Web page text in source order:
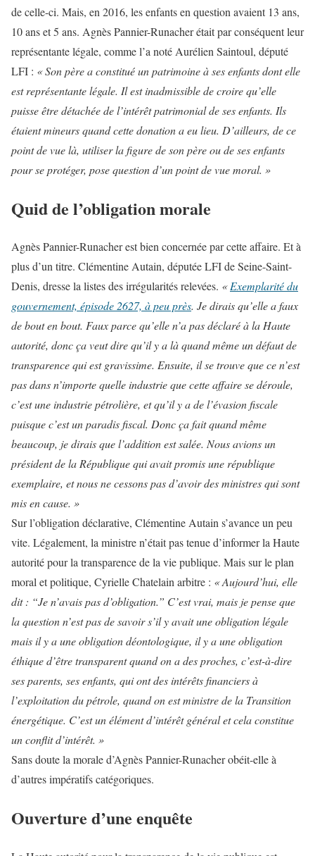
de celle-ci. Mais, en 2016, les enfants en question avaient 13 ans,
10 ans et 5 ans. Agnès Pannier-Runacher était par conséquent leur
représentante légale, comme l’a noté Aurélien Saintoul, député
LFI : « Son père a constitué un patrimoine à ses enfants dont elle
est représentante légale. Il est inadmissible de croire qu’elle
puisse être détachée de l’intérêt patrimonial de ses enfants. Ils
étaient mineurs quand cette donation a eu lieu. D’ailleurs, de ce
point de vue là, utiliser la figure de son père ou de ses enfants
pour se protéger, pose question d’un point de vue moral. »
Quid de l’obligation morale
Agnès Pannier-Runacher est bien concernée par cette affaire. Et à
plus d’un titre. Clémentine Autain, députée LFI de Seine-Saint-
Denis, dresse la listes des irrégularités relevées. «Exemplarité du
gouvernement, épisode 2627, à peu près. Je dirais qu’elle a faux
de bout en bout. Faux parce qu’elle n’a pas déclaré à la Haute
autorité, donc ça veut dire qu’il y a là quand même un défaut de
transparence qui est gravissime. Ensuite, il se trouve que ce n’est
pas dans n’importe quelle industrie que cette affaire se déroule,
c’est une industrie pétrolière, et qu’il y a de l’évasion fiscale
puisque c’est un paradis fiscal. Donc ça fait quand même
beaucoup, je dirais que l’addition est salée. Nous avions un
président de la République qui avait promis une république
exemplaire, et nous ne cessons pas d’avoir des ministres qui sont
mis en cause. »
Sur l’obligation déclarative, Clémentine Autain s’avance un peu
vite. Légalement, la ministre n’était pas tenue d’informer la Haute
autorité pour la transparence de la vie publique. Mais sur le plan
moral et politique, Cyrielle Chatelain arbitre : « Aujourd’hui, elle
dit : “Je n’avais pas d’obligation.” C’est vrai, mais je pense que
la question n’est pas de savoir s’il y avait une obligation légale
mais il y a une obligation déontologique, il y a une obligation
éthique d’être transparent quand on a des proches, c’est-à-dire
ses parents, ses enfants, qui ont des intérêts financiers à
l’exploitation du pétrole, quand on est ministre de la Transition
énergétique. C’est un élément d’intérêt général et cela constitue
un conflit d’intérêt. »
Sans doute la morale d’Agnès Pannier-Runacher obéit-elle à
d’autres impératifs catégoriques.
Ouverture d’une enquête